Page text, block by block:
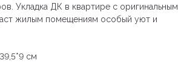
Укладка ДК в квартире с оригинальным
жилым помещениям особый уют и
см